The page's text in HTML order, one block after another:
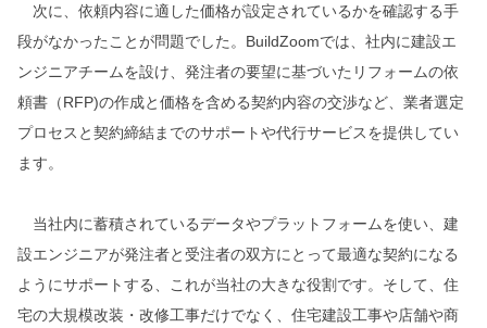
次に、依頼内容に適した価格が設定されているかを確認する手
段がなかったことが問題でした。BuildZoomでは、社内に建設エ
ンジニアチームを設け、発注者の要望に基づいたリフォームの依
頼書（RFP)の作成と価格を含める契約内容の交渉など、業者選定
プロセスと契約締結までのサポートや代行サービスを提供してい
ます。
当社内に蓄積されているデータやプラットフォームを使い、建
設エンジニアが発注者と受注者の双方にとって最適な契約になる
ようにサポートする、これが当社の大きな役割です。そして、住
宅の大規模改装・改修工事だけでなく、住宅建設工事や店舗や商